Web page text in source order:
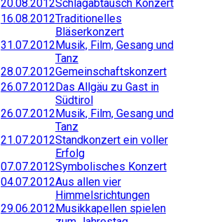
20.08.2012Schlagabtausch Konzert
16.08.2012Traditionelles
Bläserkonzert
31.07.2012Musik, Film, Gesang und
Tanz
28.07.2012Gemeinschaftskonzert
26.07.2012Das Allgäu zu Gast in
Südtirol
26.07.2012Musik, Film, Gesang und
Tanz
21.07.2012Standkonzert ein voller
Erfolg
07.07.2012Symbolisches Konzert
04.07.2012Aus allen vier
Himmelsrichtungen
29.06.2012Musikkapellen spielen